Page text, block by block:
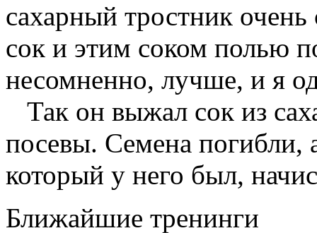
сахарный тростник
сок и этим соком полью
несомненно, лучше, и я
Так он выжал сок из
посевы. Семена погибли,
который у него был,
Ближайшие тренинги